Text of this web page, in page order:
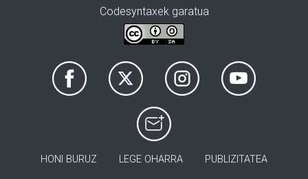
Codesyntaxek garatua
HONI BURUZ LEGE OHARRA PUBLIZITATEA